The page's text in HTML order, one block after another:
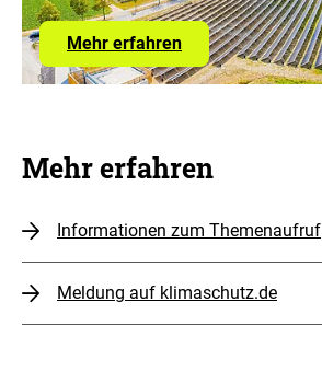
Mehr erfahren
Mehr erfahren
Informationen zum Themenaufruf
Meldung auf klimaschutz.de